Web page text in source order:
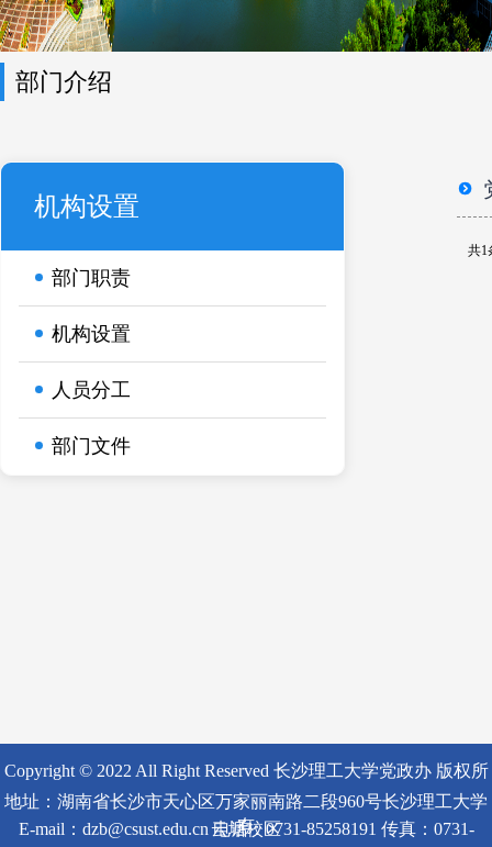
部门介绍
机构设置
部门职责
机构设置
人员分工
部门文件
业
共
Copyright © 2022 All Right Reserved 长沙理工大学党政办 版权所
有
地址：湖南省长沙市天心区万家丽南路二段960号长沙理工大学
云塘校区
E-mail：dzb@csust.edu.cn 电话：0731-85258191 传真：0731-